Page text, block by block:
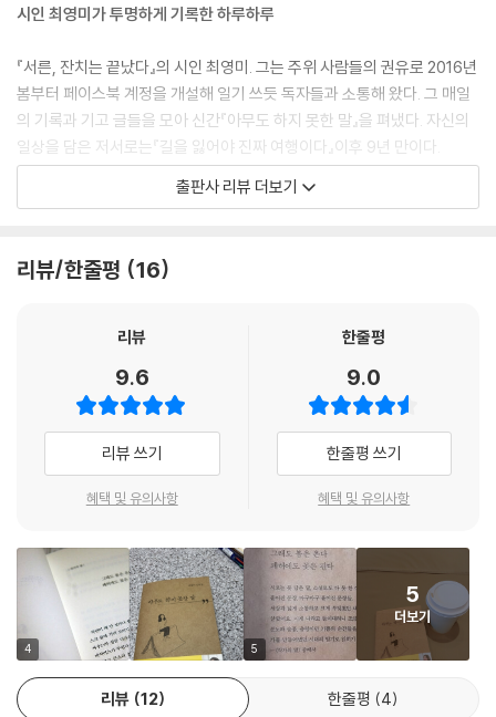
작년 가을에 시를 쓰고 사람들 앞에서「괴물」을 읽은 건 오늘이 처음입니다.
잊지 못할 밤이었습니다. 추운데도 많이 오셨더군요. 젊은 그들의 열기에
감염되어 저도 흥분해 무대에서 몇 마디 더 했지요.
“저는 싸우려고 시를 쓴 게 아닙니다. 알리려고 썼습니다. 미투는 남성과
여성의 싸움이 아니라, 과거와 미래의 싸움입니다. 우리는 이미 이겼지만,
남자와 여자가 평화롭게 공존하는 그날을 위해 더 전진해야 합니다. 지금
이 싸움은 나중에 돌아보면 역사가 될 것입니다.” _2018. 03. 23
시인 최영미가 투명하게 기록한 하루하루
『서른, 잔치는 끝났다』의 시인 최영미. 그는 주위 사람들의 권유로 2016년
봄부터 페이스북 계정을 개설해 일기 쓰듯 독자들과 소통해 왔다. 그 매일
의 기록과 기고 글들을 모아 신간『아무도 하지 못한 말』을 펴냈다. 자신의
일상을 담은 저서로는『길을 잃어야 진짜 여행이다』이후 9년 만이다.
첫 시집『서른, 잔치는 끝났다』로 베스트셀러 작가가 된 후 따라붙은 여러
그의 모습을 통해 독자들은 우리를 살아 있게 하는 ‘시의 힘’을 재확인한다.
이 책은 2015년 7월부터 2019년 12월까지 총 122꼭지의 이야기를 시간
공개하였던 글이지만 책으로 엮으며 문장을 다듬고 내용을 보충하였다. 하
루하루의 기록엔 시대를 관통하는 시인의 인생이 깊게 새겨진다. 80년대
민주화 운동에 대한 기억과 방황, 촛불시위를 향한 응원과 의지, 시「괴물」
발표 이후 미투의 중심에 서게 된 시인의 고민과 투쟁의 과정이 차곡차곡
쌓여 있다. 동시에 좋아하는 계절 음식 예찬과 더위를 피하는 방법 등 생활
다.
나아가 그동안 출간한 시와 소설에 얽힌 추억과 등단하며 겪은 일들, 독자
들과의 소통, 여섯 번째 시집을 출간하며 1인 출판의 세계에 진출하게 된
현재진행형의 이야기들이 녹아 있어 이 책은 한 시인의 문학적 일대기이기
도 하다. 베스트셀러 시인임에도 ‘근로장려금’ 대상자가 되고, 문단 내 미투
운동의 한가운데서 외롭게 싸우는 과정은, 누구나 존재의 어깨에 드리워진
출판사 리뷰 더보기
리뷰/한줄평 16
리뷰
9.6
리뷰 쓰기
혜택 및 유의사항
한줄평
9.0
한줄평 쓰기
혜택 및 유의사항
4 5
5
더보기
리뷰 12 한줄평 4